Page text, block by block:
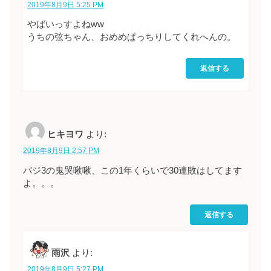
2019年8月9日 5:25 PM
やばいっすよねww
うちの弦ちゃん、おめめぱっちりしてくれへんの。
返信する
ヒキヨワ より:
2019年8月9日 2:57 PM
バジ3の鬼哭啾啾、この1年くらいで30連敗はしてます
よ。。。
返信する
雨沢 より:
2019年8月9日 5:27 PM